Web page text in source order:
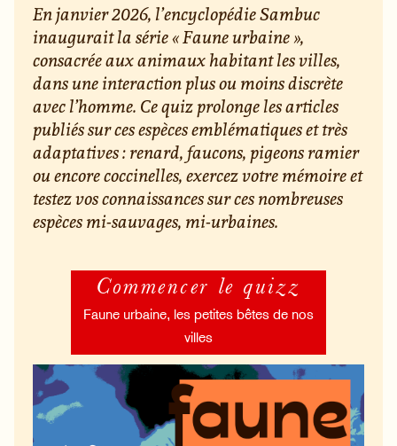
En janvier 2026, l’encyclopédie Sambuc
inaugurait la série « Faune urbaine »,
consacrée aux animaux habitant les villes,
dans une interaction plus ou moins discrète
avec l’homme. Ce quiz prolonge les articles
publiés sur ces espèces emblématiques et très
adaptatives : renard, faucons, pigeons ramier
ou encore coccinelles, exercez votre mémoire et
testez vos connaissances sur ces nombreuses
espèces mi-sauvages, mi-urbaines.
Commencer le quizz
Faune urbaine, les petites bêtes de nos
villes